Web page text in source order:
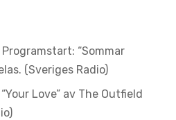
Programstart: “Sommar
(Sveriges Radio)
“Your Love” av The Outfield